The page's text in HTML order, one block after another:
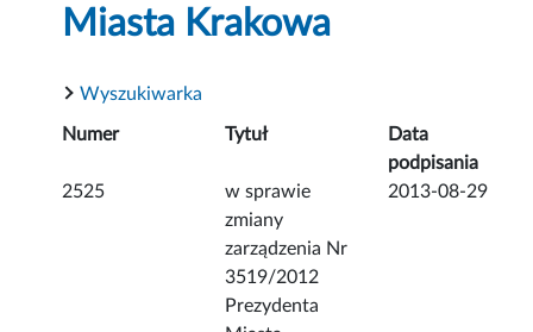
Miasta Krakowa
Wyszukiwarka
Numer Tytuł
Data
podpisania
2525
w sprawie
zmiany
zarządzenia Nr
3519/2012
Prezydenta
2013-08-29